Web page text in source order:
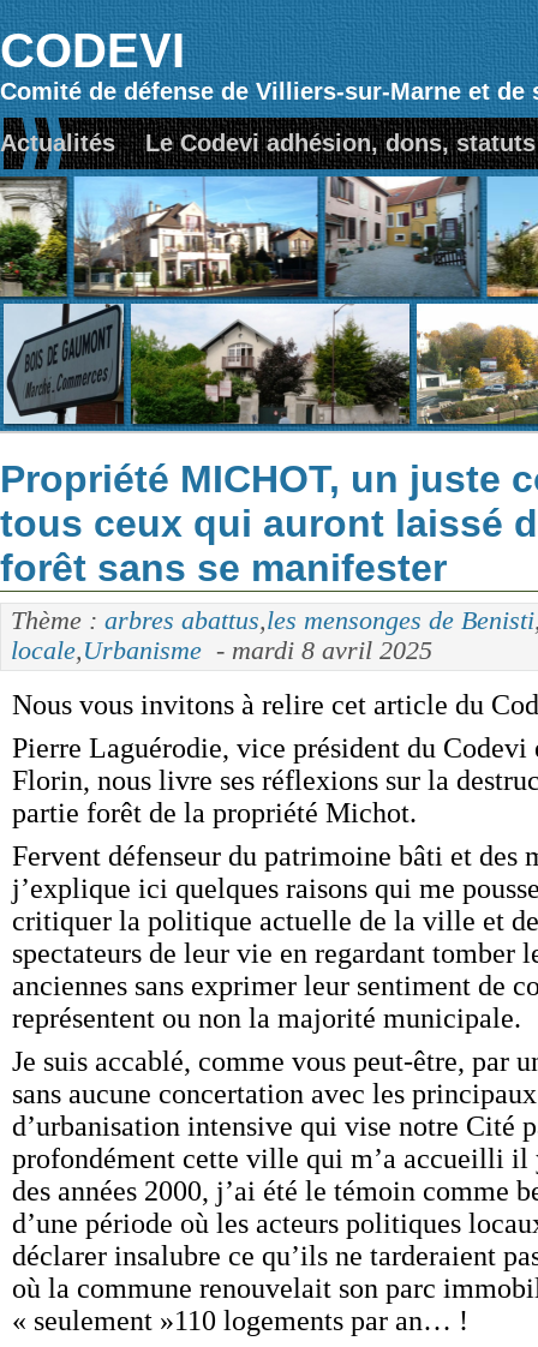
CODEVI
Comité de défense de Villiers-sur-Marne et de
Actualités
Le Codevi adhésion, dons, statuts
Propriété MICHOT, un juste
tous ceux qui auront laissé
forêt sans se manifester
Thème : arbres abattus,les mensonges de Benisti
locale,Urbanisme - mardi 8 avril 2025
Nous vous invitons à relire cet article du
Pierre Laguérodie, vice président du
Florin, nous livre ses réflexions sur la
partie forêt de la propriété Michot.
Fervent défenseur du patrimoine bâti et des
j’explique ici quelques raisons qui me
critiquer la politique actuelle de la ville et
spectateurs de leur vie en regardant tomber
anciennes sans exprimer leur sentiment de
représentent ou non la majorité municipale.
Je suis accablé, comme vous peut-être, par
sans aucune concertation avec les
d’urbanisation intensive qui vise notre Cité
profondément cette ville qui m’a accueilli il
des années 2000, j’ai été le témoin comme
d’une période où les acteurs politiques
déclarer insalubre ce qu’ils ne tarderaient
où la commune renouvelait son parc
« seulement »110 logements par an… !